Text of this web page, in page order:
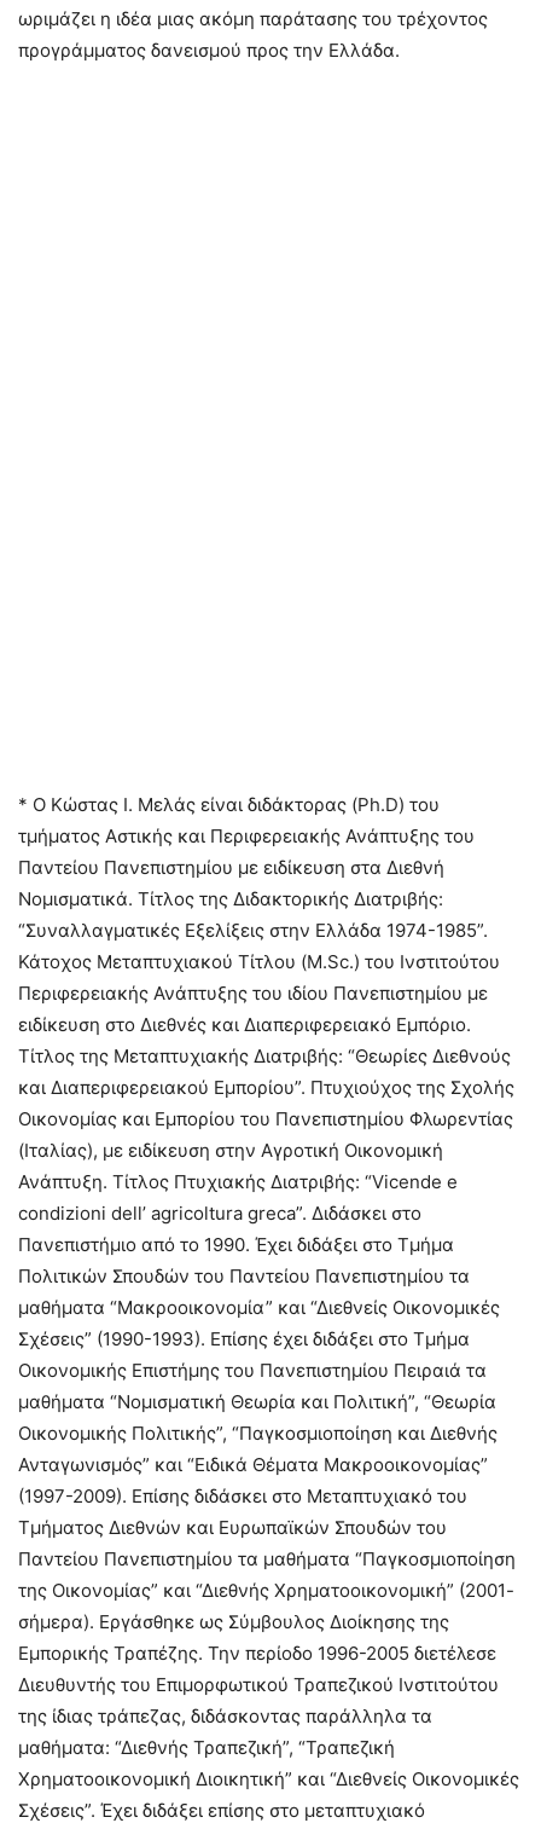
ωριμάζει η ιδέα μιας ακόμη παράτασης του τρέχοντος
προγράμματος δανεισμού προς την Ελλάδα.
* Ο Κώστας Ι. Μελάς είναι διδάκτορας (Ph.D) του
τμήματος Αστικής και Περιφερειακής Ανάπτυξης του
Παντείου Πανεπιστημίου με ειδίκευση στα Διεθνή
Νομισματικά. Τίτλος της Διδακτορικής Διατριβής:
“Συναλλαγματικές Εξελίξεις στην Ελλάδα 1974-1985”.
Κάτοχος Μεταπτυχιακού Τίτλου (M.Sc.) του Ινστιτούτου
Περιφερειακής Ανάπτυξης του ιδίου Πανεπιστημίου με
ειδίκευση στο Διεθνές και Διαπεριφερειακό Εμπόριο.
Τίτλος της Μεταπτυχιακής Διατριβής: “Θεωρίες Διεθνούς
και Διαπεριφερειακού Εμπορίου”. Πτυχιούχος της Σχολής
Οικονομίας και Εμπορίου του Πανεπιστημίου Φλωρεντίας
(Ιταλίας), με ειδίκευση στην Αγροτική Οικονομική
Ανάπτυξη. Τίτλος Πτυχιακής Διατριβής: “Vicende e
condizioni dell’ agricoltura greca”. Διδάσκει στο
Πανεπιστήμιο από το 1990. Έχει διδάξει στο Τμήμα
Πολιτικών Σπουδών του Παντείου Πανεπιστημίου τα
μαθήματα “Μακροοικονομία” και “Διεθνείς Οικονομικές
Σχέσεις” (1990-1993). Επίσης έχει διδάξει στο Τμήμα
Οικονομικής Επιστήμης του Πανεπιστημίου Πειραιά τα
μαθήματα “Νομισματική Θεωρία και Πολιτική”, “Θεωρία
Οικονομικής Πολιτικής”, “Παγκοσμιοποίηση και Διεθνής
Ανταγωνισμός” και “Ειδικά Θέματα Μακροοικονομίας”
(1997-2009). Επίσης διδάσκει στο Μεταπτυχιακό του
Τμήματος Διεθνών και Ευρωπαϊκών Σπουδών του
Παντείου Πανεπιστημίου τα μαθήματα “Παγκοσμιοποίηση
της Οικονομίας” και “Διεθνής Χρηματοοικονομική” (2001-
σήμερα). Εργάσθηκε ως Σύμβουλος Διοίκησης της
Εμπορικής Τραπέζης. Την περίοδο 1996-2005 διετέλεσε
Διευθυντής του Επιμορφωτικού Τραπεζικού Ινστιτούτου
της ίδιας τράπεζας, διδάσκοντας παράλληλα τα
μαθήματα: “Διεθνής Τραπεζική”, “Τραπεζική
Χρηματοοικονομική Διοικητική” και “Διεθνείς Οικονομικές
Σχέσεις”. Έχει διδάξει επίσης στο μεταπτυχιακό